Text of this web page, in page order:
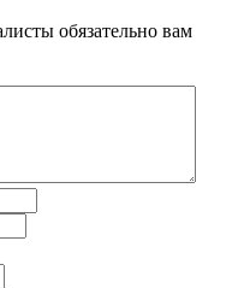
обязательно вам